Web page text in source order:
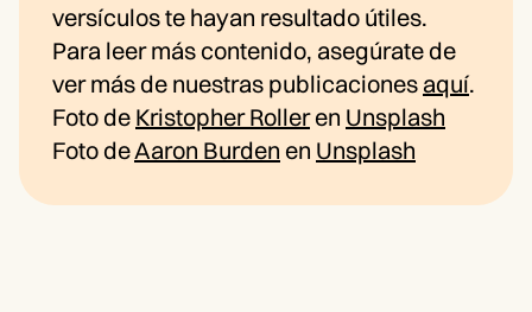
versículos te hayan resultado útiles.
Para leer más contenido, asegúrate de
ver más de nuestras publicaciones aquí.
Foto de Kristopher Rolleren Unsplash
Foto deAaron Burden en Unsplash